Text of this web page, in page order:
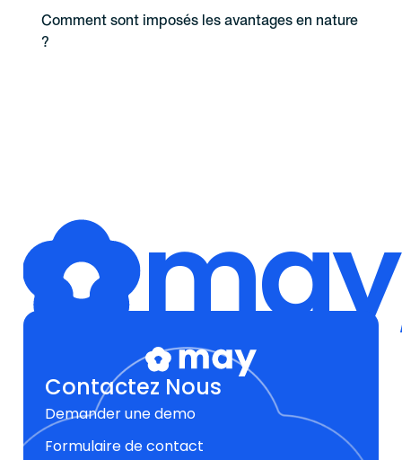
Comment sont imposés les avantages en nature
?
Contactez Nous
Demander une demo
Formulaire de contact